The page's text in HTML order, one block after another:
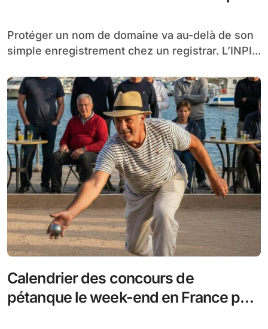
Protéger un nom de domaine va au-delà de son
simple enregistrement chez un registrar. L’INPI...
Calendrier des concours de
pétanque le week-end en France par